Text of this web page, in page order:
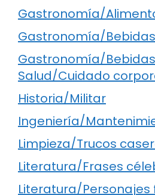
Gastronomía/
Gastronomía/Bebidas
Gastronomía/
Salud/Cuidado
Historia/Militar
Ingeniería/
Limpieza/Trucos
Literatura/Frases
Literatura/Personajes